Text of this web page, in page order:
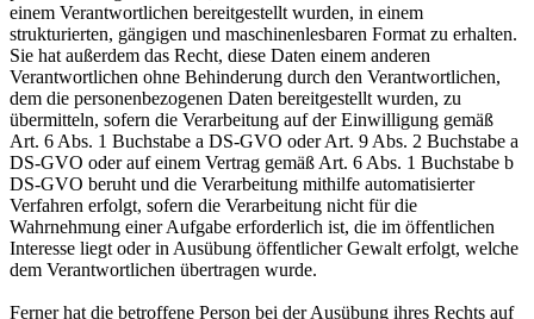
einem Verantwortlichen bereitgestellt wurden, in einem
strukturierten, gängigen und maschinenlesbaren Format zu erhalten.
Sie hat außerdem das Recht, diese Daten einem anderen
Verantwortlichen ohne Behinderung durch den Verantwortlichen,
dem die personenbezogenen Daten bereitgestellt wurden, zu
übermitteln, sofern die Verarbeitung auf der Einwilligung gemäß
Art. 6 Abs. 1 Buchstabe a DS-GVO oder Art. 9 Abs. 2 Buchstabe a
DS-GVO oder auf einem Vertrag gemäß Art. 6 Abs. 1 Buchstabe b
DS-GVO beruht und die Verarbeitung mithilfe automatisierter
Verfahren erfolgt, sofern die Verarbeitung nicht für die
Wahrnehmung einer Aufgabe erforderlich ist, die im öffentlichen
Interesse liegt oder in Ausübung öffentlicher Gewalt erfolgt, welche
dem Verantwortlichen übertragen wurde.
Ferner hat die betroffene Person bei der Ausübung ihres Rechts auf